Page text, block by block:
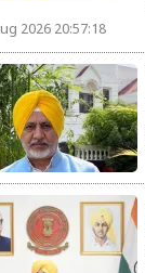
2026 20:57:18